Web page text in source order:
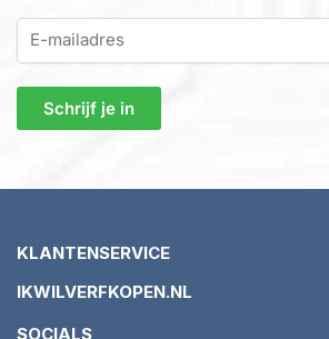
KLANTENSERVICE
IKWILVERFKOPEN.NL
SOCIALS